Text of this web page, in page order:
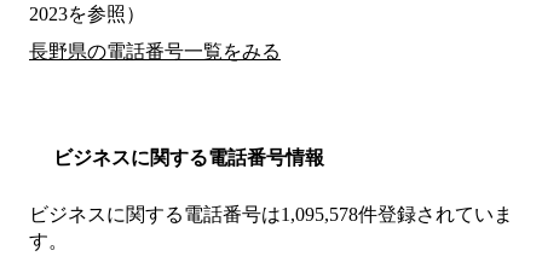
2023を参照）
長野県の電話番号一覧をみる
ビジネスに関する電話番号情報
ビジネスに関する電話番号は1,095,578件登録されていま
す。